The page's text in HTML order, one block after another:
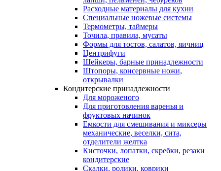
Расходные материалы для кухни
Специальные ножевые системы
Термометры, таймеры
Точила, правила, мусаты
Формы для тостов, салатов, яичниц
Центрифуги
Шейкеры, барные принадлежности
Штопоры, консервные ножи,
открывалки
Кондитерские принадлежности
Для мороженого
Для приготовления варенья и
фруктовых начинок
Емкости для смешивания и миксеры
механические, веселки, сита,
отделители желтка
Кисточки, лопатки, скребки, резаки
кондитерские
Скалки, ролики, коврики